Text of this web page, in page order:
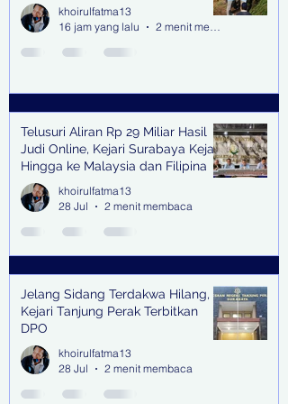
khoirulfatma13
16 jam yang lalu
2 menit membaca
Telusuri Aliran Rp 29 Miliar Hasil
Judi Online, Kejari Surabaya Kejar
Hingga ke Malaysia dan Filipina
khoirulfatma13
28 Jul
2 menit membaca
Jelang Sidang Terdakwa Hilang,
Kejari Tanjung Perak Terbitkan
DPO
khoirulfatma13
28 Jul
2 menit membaca